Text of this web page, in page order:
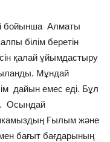
бойынша Алматы
білім беретін
қалай ұйымдастыру
Мұндай
дайын емес еді. Бұл
Осындай
Ғылым және
мен бағыт бағдарының